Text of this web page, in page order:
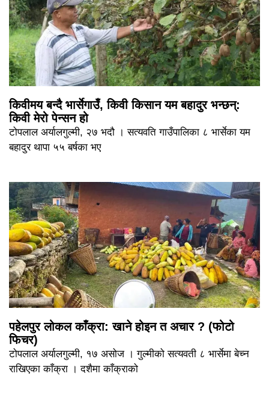
किवीमय बन्दै भार्सेगाउँ, किवी किसान यम बहादुर भन्छन्:
किवी मेरो पेन्सन हो
टोपलाल अर्यालगुल्मी, २७ भदौ । सत्यवति गाउँपालिका ८ भार्सेका यम
बहादुर थापा ५५ बर्षका भए
पहेलपुर लोकल काँक्रा: खाने होइन त अचार ? (फोटो
फिचर)
टोपलाल अर्यालगुल्मी, १७ असोज । गुल्मीको सत्यवती ८ भार्सेमा बेच्न
राखिएका काँक्रा । दशैमा काँक्राको